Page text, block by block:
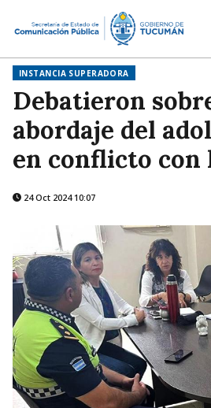
INSTANCIA SUPERADORA
Debatieron
abordaje del
en conflicto con
24 Oct 2024 10:07